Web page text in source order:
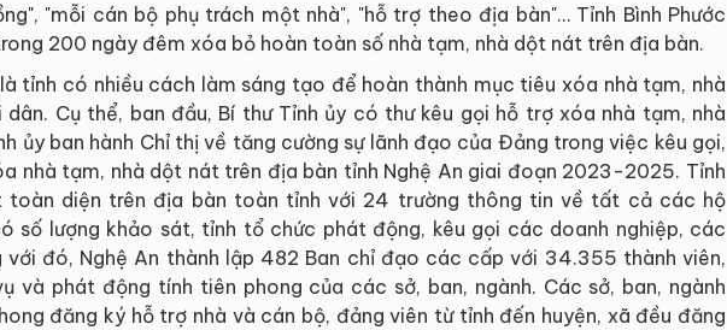
"mỗi cán bộ phụ trách một nhà", "hỗ trợ theo địa bàn"… Tỉnh Bình Phước
200 ngày đêm xóa bỏ hoàn toàn số nhà tạm, nhà dột nát trên địa bàn.
tỉnh có nhiều cách làm sáng tạo để hoàn thành mục tiêu xóa nhà tạm, nhà
Cụ thể, ban đầu, Bí thư Tỉnh ủy có thư kêu gọi hỗ trợ xóa nhà tạm, nhà
ủy ban hành Chỉ thị về tăng cường sự lãnh đạo của Đảng trong việc kêu gọi,
nhà tạm, nhà dột nát trên địa bàn tỉnh Nghệ An giai đoạn 2023-2025. Tỉnh
toàn diện trên địa bàn toàn tỉnh với 24 trường thông tin về tất cả các hộ
số lượng khảo sát, tỉnh tổ chức phát động, kêu gọi các doanh nghiệp, các
với đó, Nghệ An thành lập 482 Ban chỉ đạo các cấp với 34.355 thành viên,
và phát động tính tiên phong của các sở, ban, ngành. Các sở, ban, ngành
đăng ký hỗ trợ nhà và cán bộ, đảng viên từ tỉnh đến huyện, xã đều đăng